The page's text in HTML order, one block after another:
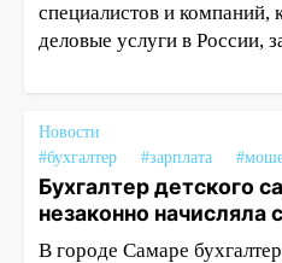
специалистов и компаний,
деловые услуги в России,
Новости
#бухгалтер
#зарплата
Бухгалтер детского
незаконно начисляла
В городе Самаре